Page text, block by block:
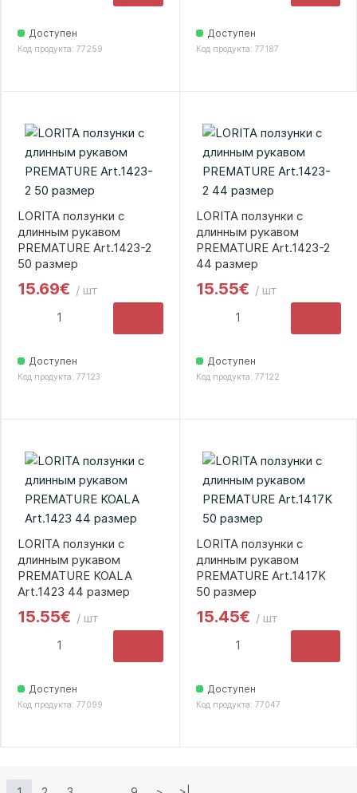
Доступен
Код продукта: 77259
Доступен
Код продукта: 77187
LORITA ползунки с
длинным рукавом
PREMATURE Art.1423-2
50 размер
15.69€ / шт
Доступен
Код продукта: 77123
LORITA ползунки с
длинным рукавом
PREMATURE Art.1423-2
44 размер
15.55€ / шт
Доступен
Код продукта: 77122
LORITA ползунки с
длинным рукавом
PREMATURE KOALA
Art.1423 44 размер
15.55€ / шт
Доступен
Код продукта: 77099
LORITA ползунки с
длинным рукавом
PREMATURE Art.1417K
50 размер
15.45€ / шт
Доступен
Код продукта: 77047